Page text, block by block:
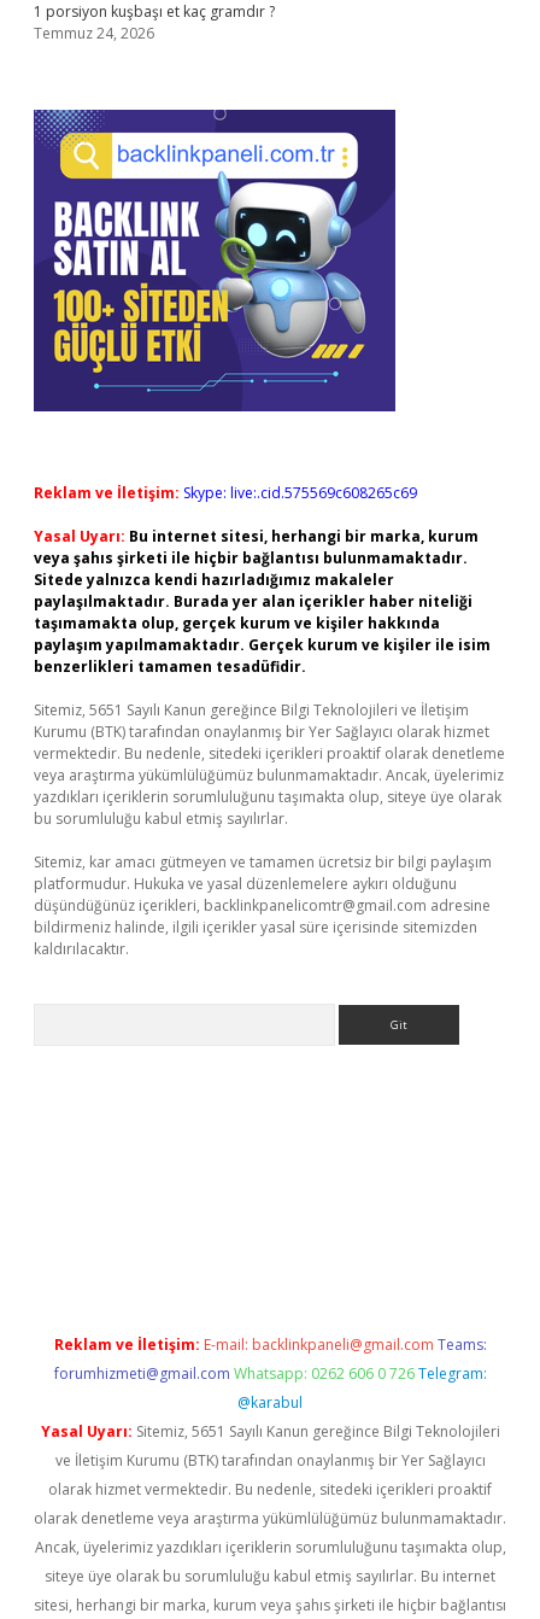
1 porsiyon kuşbaşı et kaç gramdır ?
Temmuz 24, 2026
Reklam ve İletişim: Skype: live:.cid.575569c608265c69
Yasal Uyarı: Bu internet sitesi, herhangi bir marka, kurum
veya şahıs şirketi ile hiçbir bağlantısı bulunmamaktadır.
Sitede yalnızca kendi hazırladığımız makaleler
paylaşılmaktadır. Burada yer alan içerikler haber niteliği
taşımamakta olup, gerçek kurum ve kişiler hakkında
paylaşım yapılmamaktadır. Gerçek kurum ve kişiler ile isim
benzerlikleri tamamen tesadüfidir.
Sitemiz, 5651 Sayılı Kanun gereğince Bilgi Teknolojileri ve İletişim
Kurumu (BTK) tarafından onaylanmış bir Yer Sağlayıcı olarak hizmet
vermektedir. Bu nedenle, sitedeki içerikleri proaktif olarak denetleme
veya araştırma yükümlülüğümüz bulunmamaktadır. Ancak, üyelerimiz
yazdıkları içeriklerin sorumluluğunu taşımakta olup, siteye üye olarak
bu sorumluluğu kabul etmiş sayılırlar.
Sitemiz, kar amacı gütmeyen ve tamamen ücretsiz bir bilgi paylaşım
platformudur. Hukuka ve yasal düzenlemelere aykırı olduğunu
düşündüğünüz içerikleri, backlinkpanelicomtr@gmail.com adresine
bildirmeniz halinde, ilgili içerikler yasal süre içerisinde sitemizden
kaldırılacaktır.
Reklam ve İletişim: E-mail: backlinkpaneli@gmail.com Teams:
forumhizmeti@gmail.com Whatsapp: 0262 606 0 726 Telegram:
@karabul
Yasal Uyarı: Sitemiz, 5651 Sayılı Kanun gereğince Bilgi Teknolojileri
ve İletişim Kurumu (BTK) tarafından onaylanmış bir Yer Sağlayıcı
olarak hizmet vermektedir. Bu nedenle, sitedeki içerikleri proaktif
olarak denetleme veya araştırma yükümlülüğümüz bulunmamaktadır.
Ancak, üyelerimiz yazdıkları içeriklerin sorumluluğunu taşımakta olup,
siteye üye olarak bu sorumluluğu kabul etmiş sayılırlar. Bu internet
sitesi, herhangi bir marka, kurum veya şahıs şirketi ile hiçbir bağlantısı